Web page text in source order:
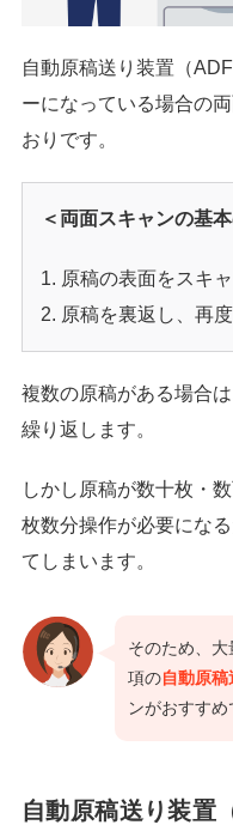
自動原稿送り装置（
ーになっている場合の
おりです。
＜両面スキャンの基
原稿の表面をスキ
原稿を裏返し、再
複数の原稿がある場合
繰り返します。
しかし原稿が数十枚・
枚数分操作が必要にな
てしまいます。
そのため、
項の自動原稿
ンがおすすめ
自動原稿送り装置